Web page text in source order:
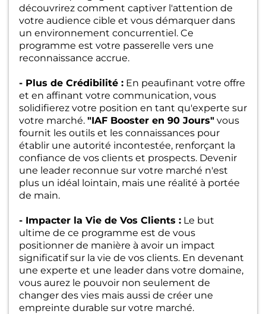
découvrirez comment captiver l'attention de
votre audience cible et vous démarquer dans
un environnement concurrentiel. Ce
programme est votre passerelle vers une
reconnaissance accrue.
- Plus de Crédibilité : En peaufinant votre offre
et en affinant votre communication, vous
solidifierez votre position en tant qu'experte sur
votre marché. "IAF Booster en 90 Jours" vous
fournit les outils et les connaissances pour
établir une autorité incontestée, renforçant la
confiance de vos clients et prospects. Devenir
une leader reconnue sur votre marché n'est
plus un idéal lointain, mais une réalité à portée
de main.
- Impacter la Vie de Vos Clients : Le but
ultime de ce programme est de vous
positionner de manière à avoir un impact
significatif sur la vie de vos clients. En devenant
une experte et une leader dans votre domaine,
vous aurez le pouvoir non seulement de
changer des vies mais aussi de créer une
empreinte durable sur votre marché.